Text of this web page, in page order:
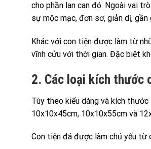
cho phần lan can đó. Ngoài vai
sự mộc mạc, đơn sơ, giản dị, gần
Khác với con tiện được làm từ
vĩnh cửu với thời gian. Đặc biệt
2. Các loại kích thước
Tùy theo kiểu dáng và kích
10x10x45cm, 10x10x55cm và
Con tiện đá được làm chủ yếu từ